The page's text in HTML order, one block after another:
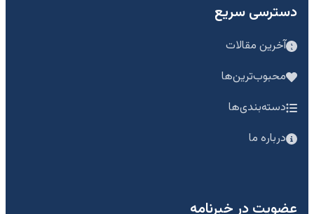
دسترسی سریع
آخرین مقالات
محبوب‌ترین‌ها
دسته‌بندی‌ها
درباره ما
عضویت در خبرنامه